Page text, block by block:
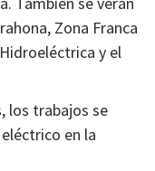
Zona Franca
y el
los trabajos se
en la